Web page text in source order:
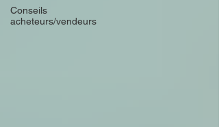
Conseils
acheteurs/vendeurs